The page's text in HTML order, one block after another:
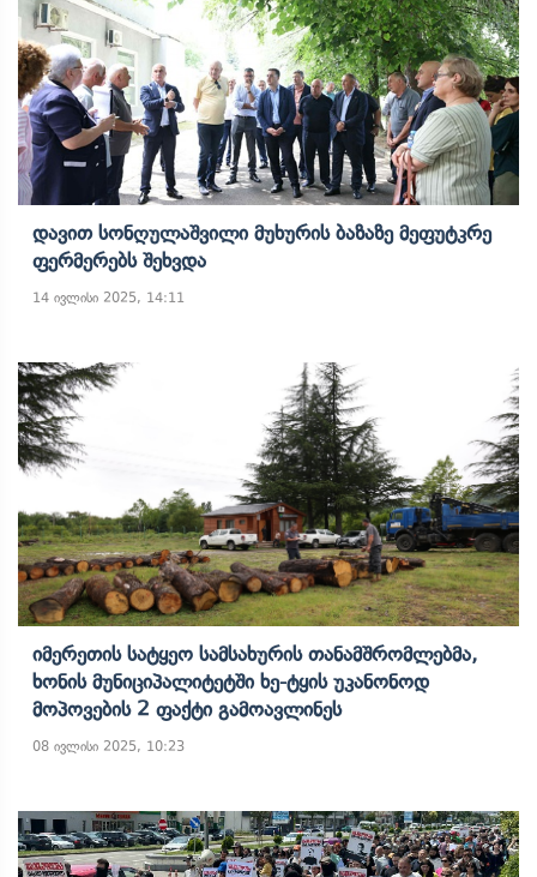
Დავით Სონღულაშვილი Მუხურის Ბაზაზე Მეფუტკრე
Ფერმერებს Შეხვდა
14 ივლისი 2025, 14:11
Იმერეთის Სატყეო Სამსახურის Თანამშრომლებმა,
Ხონის Მუნიციპალიტეტში Ხე-Ტყის Უკანონოდ
Მოპოვების 2 Ფაქტი Გამოავლინეს
08 ივლისი 2025, 10:23